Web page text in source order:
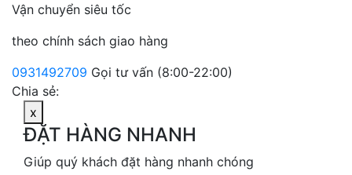
Vận chuyển siêu tốc
theo chính sách giao hàng
0931492709 Gọi tư vấn (8:00-22:00)
Chia sẻ:
x
ĐẶT HÀNG NHANH
Giúp quý khách đặt hàng nhanh chóng